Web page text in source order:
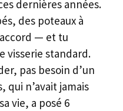
dernières années.
des poteaux à
— et tu
visserie standard.
pas besoin d’un
qui n’avait jamais
vie, a posé 6